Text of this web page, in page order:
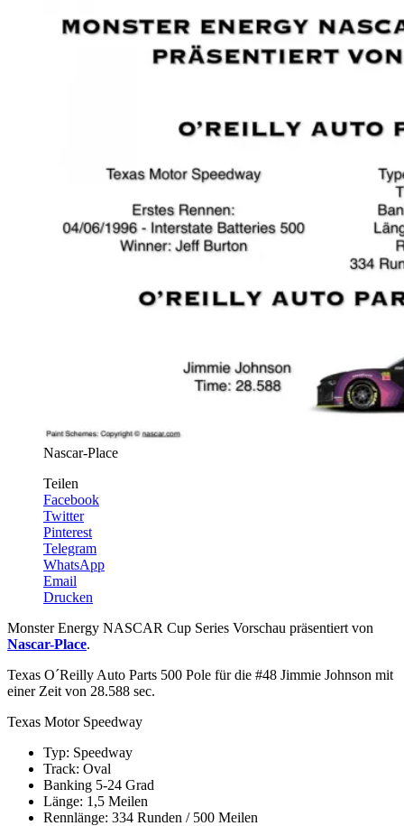
Nascar-Place
Teilen
Facebook
Twitter
Pinterest
Telegram
WhatsApp
Email
Drucken
Monster Energy NASCAR Cup Series Vorschau präsentiert von
Nascar-Place.
Texas O´Reilly Auto Parts 500 Pole für die #48 Jimmie Johnson mit
einer Zeit von 28.588 sec.
Texas Motor Speedway
Typ: Speedway
Track: Oval
Banking 5-24 Grad
Länge: 1,5 Meilen
Rennlänge: 334 Runden / 500 Meilen